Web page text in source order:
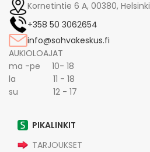
Kornetintie 6 A, 00380, Helsinki
+358 50 3062654
info@sohvakeskus.fi
AUKIOLOAJAT
ma -pe 10- 18
la 11 - 18
su 12 - 17
PIKALINKIT
TARJOUKSET